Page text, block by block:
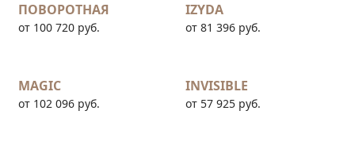
ПОВОРОТНАЯ
от 100 720 руб.
IZYDA
от 81 396 руб.
MAGIC
от 102 096 руб.
INVISIBLE
от 57 925 руб.